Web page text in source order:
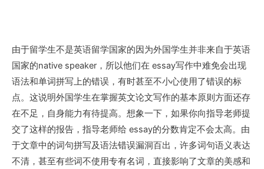
由于留学生不是英语留学国家的因为外国学生并非来自于英语
国家的native speaker，所以他们在 essay写作中难免会出现
语法和单词拼写上的错误，有时甚至不小心使用了错误的标
点。这说明外国学生在掌握英文论文写作的基本原则方面还存
在不足，自身能力有待提高。想象一下，如果你向指导老师提
交了这样的报告，指导老师给 essay的分数肯定不会太高。由
于文章中的词句拼写及语法错误漏洞百出，许多词句语义表达
不清，甚至有些词不使用专有名词，直接影响了文章的美感和